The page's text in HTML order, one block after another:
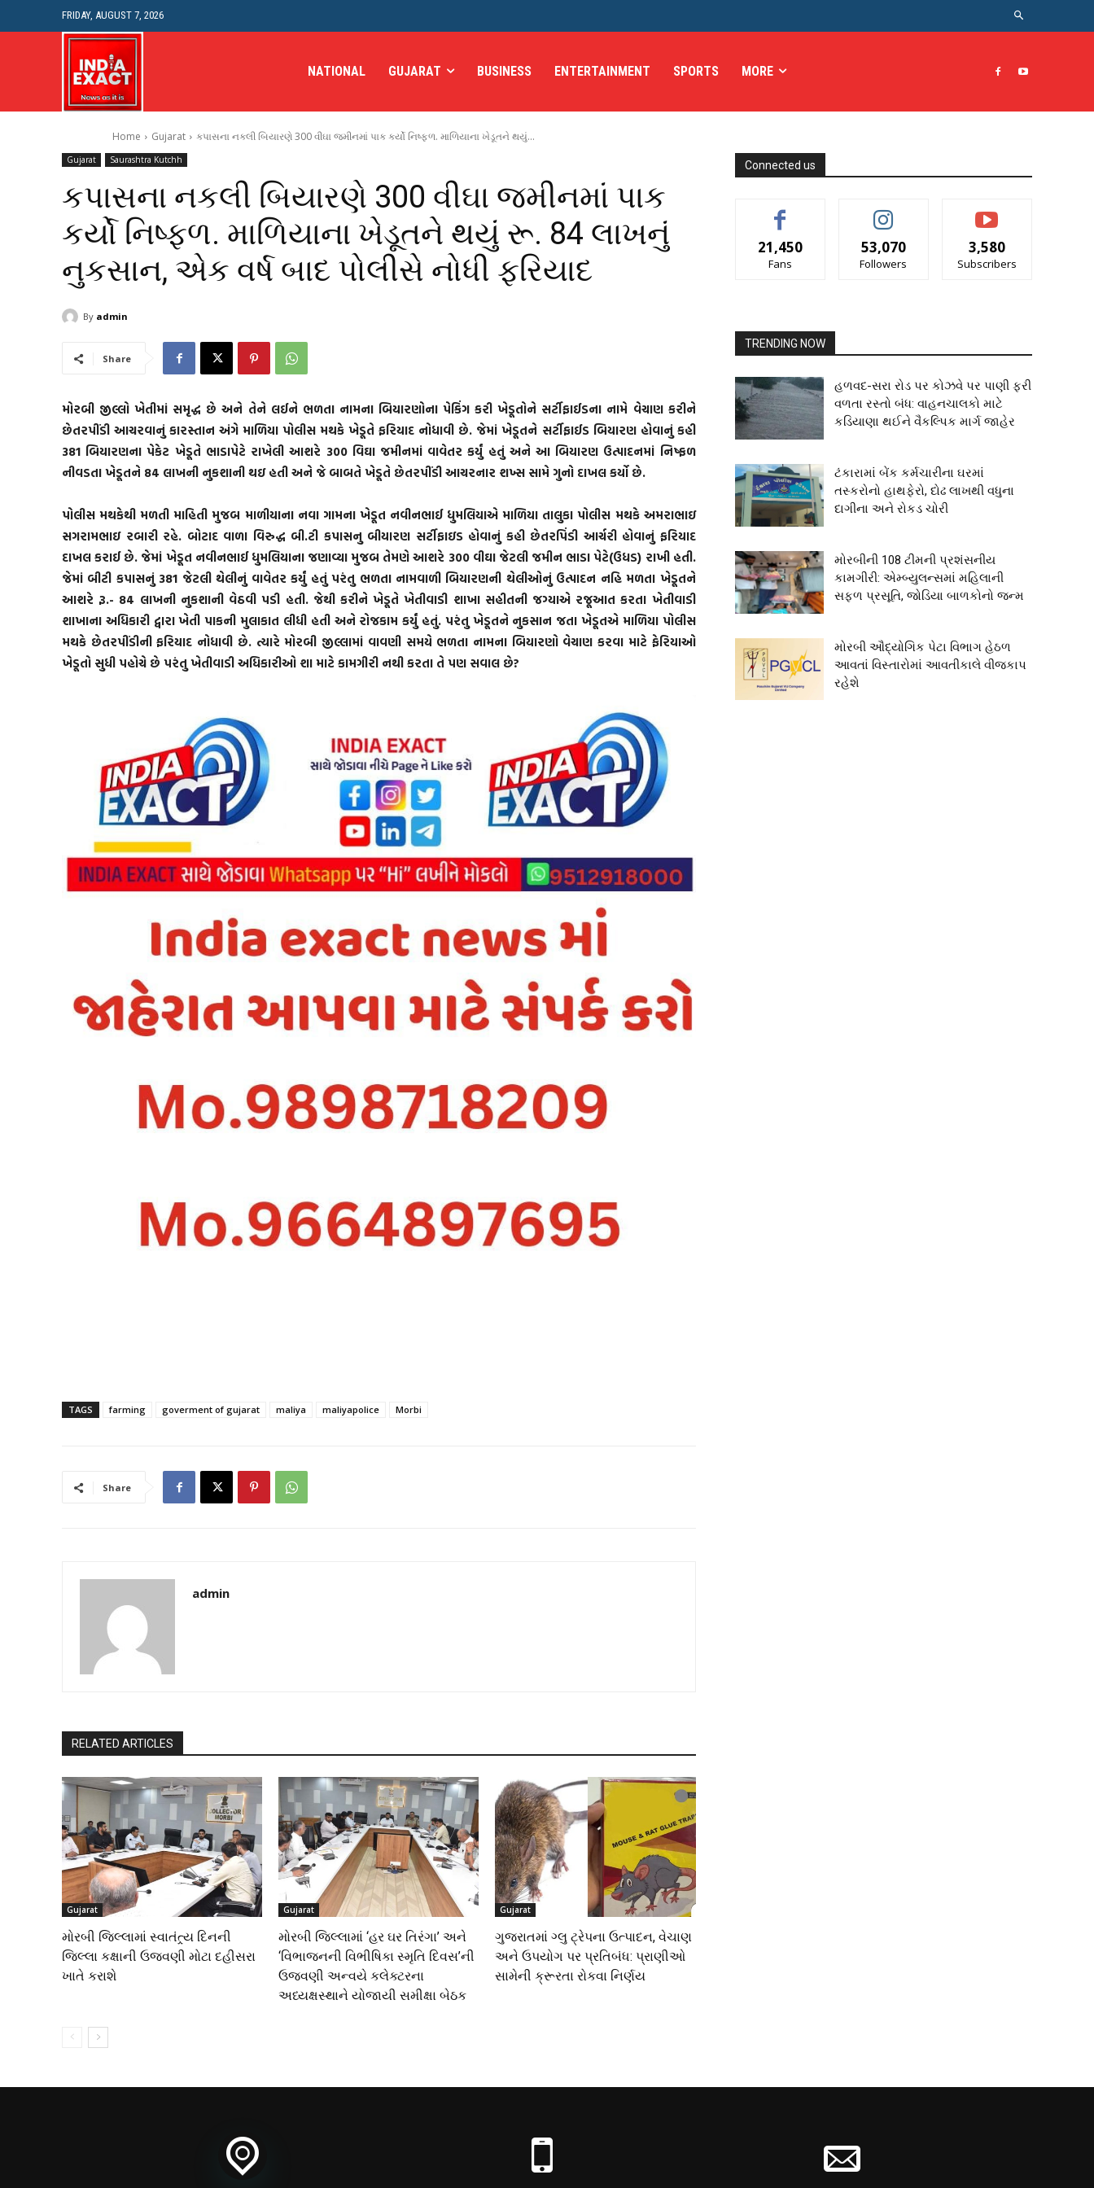
FRIDAY, AUGUST 7, 2026
NATIONAL GUJARAT BUSINESS ENTERTAINMENT SPORTS MORE
Home Gujarat કપાસના નકલી બિયારણે 300 વીઘા જમીનમાં પાક કર્યો નિષ્ફળ. માળિયાના ખેડૂતને થયું...
Gujarat Saurashtra Kutchh
કપાસના નકલી બિયારણે 300 વીઘા જમીનમાં પાક
કર્યો નિષ્ફળ. માળિયાના ખેડૂતને થયું રૂ. 84 લાખનું
નુકસાન, એક વર્ષ બાદ પોલીસે નોધી ફરિયાદ
By admin
Share
મોરબી જીલ્લો ખેતીમાં સમૃદ્ધ છે અને તેને લઈને ભળતા નામના બિયારણોના પેકિંગ કરી ખેડૂતોને સર્ટીફાઈડના નામે વેચાણ કરીને
છેતરપીંડી આચરવાનું કારસ્તાન અંગે માળિયા પોલીસ મથકે ખેડૂતે ફરિયાદ નોધાવી છે. જેમાં ખેડૂતને સર્ટીફાઈડ બિયારણ હોવાનું કહી
381 બિયારણના પેકેટ ખેડૂતે ભાડાપેટે રાખેલી આશરે 300 વિઘા જમીનમાં વાવેતર કર્યું હતું અને આ બિયારણ ઉત્પાદનમાં નિષ્ફળ
નીવડતા ખેડૂતને 84 લાખની નુકશાની થઇ હતી અને જે બાબતે ખેડૂતે છેતરપીંડી આચરનાર શખ્સ સામે ગુનો દાખલ કર્યો છે.
પોલીસ મથકેથી મળતી માહિતી મુજબ માળીયાના નવા ગામના ખેડૂત નવીનભાઈ ધુમલિયાએ માળિયા તાલુકા પોલીસ મથકે અમરાભાઇ
સગરામભાઇ રબારી રહે. બોટાદ વાળા વિરુદ્ધ બી.ટી કપાસનુ બીયારણ સર્ટીફાઇડ હોવાનું કહી છેતરપિંડી આર્ચરી હોવાનું ફરિયાદ
દાખલ કરાઈ છે. જેમાં ખેડૂત નવીનભાઈ ધુમલિયાના જણાવ્યા મુજબ તેમણે આશરે 300 વીઘા જેટલી જમીન ભાડા પેટે(ઉધડ) રાખી હતી.
જેમાં બીટી કપાસનું 381 જેટલી થેલીનું વાવેતર કર્યું હતું પરંતુ ભળતા નામવાળી બિયારણની થેલીઓનું ઉત્પાદન નહિ મળતા ખેડૂતને
આશરે રૂ.- 84 લાખની નુકશાની વેઠવી પડી હતી. જેથી કરીને ખેડૂતે ખેતીવાડી શાખા સહીતની જગ્યાએ રજૂઆત કરતા ખેતીવાડી
શાખાના અધિકારી દ્વારા ખેતી પાકની મુલાકાત લીધી હતી અને રોજકામ કર્યું હતું. પરંતુ ખેડૂતને નુકસાન જતા ખેડૂતએ માળિયા પોલીસ
મથકે છેતરપીંડીની ફરિયાદ નોધાવી છે. ત્યારે મોરબી જીલ્લામાં વાવણી સમયે ભળતા નામના બિયારણો વેચાણ કરવા માટે ફેરિયાઓ
ખેડૂતો સુધી પહોચે છે પરંતુ ખેતીવાડી અધિકારીઓ શા માટે કામગીરી નથી કરતા તે પણ સવાલ છે?
TAGS farming goverment of gujarat maliya maliyapolice Morbi
Share
admin
RELATED ARTICLES
Gujarat
મોરબી જિલ્લામાં સ્વાતંત્ર્ય દિનની
જિલ્લા કક્ષાની ઉજવણી મોટા દહીસરા
ખાતે કરાશે
Gujarat
મોરબી જિલ્લામાં ‘હર ઘર તિરંગા’ અને
‘વિભાજનની વિભીષિકા સ્મૃતિ દિવસ’ની
ઉજવણી અન્વયે કલેક્ટરના
અધ્યક્ષસ્થાને યોજાયી સમીક્ષા બેઠક
Gujarat
ગુજરાતમાં ગ્લુ ટ્રેપના ઉત્પાદન, વેચાણ
અને ઉપયોગ પર પ્રતિબંધ: પ્રાણીઓ
સામેની ક્રૂરતા રોકવા નિર્ણય
Connected us
21,450
Fans
53,070
Followers
3,580
Subscribers
TRENDING NOW
હળવદ-સરા રોડ પર કોઝવે પર પાણી ફરી
વળતા રસ્તો બંધ: વાહનચાલકો માટે
કડિયાણા થઈને વૈકલ્પિક માર્ગ જાહેર
ટંકારામાં બેંક કર્મચારીના ઘરમાં
તસ્કરોનો હાથફેરો, દોઢ લાખથી વધુના
દાગીના અને રોકડ ચોરી
મોરબીની 108 ટીમની પ્રશંસનીય
કામગીરી: એમ્બ્યુલન્સમાં મહિલાની
સફળ પ્રસૂતિ, જોડિયા બાળકોનો જન્મ
મોરબી ઔદ્યોગિક પેટા વિભાગ હેઠળ
આવતાં વિસ્તારોમાં આવતીકાલે વીજકાપ
રહેશે